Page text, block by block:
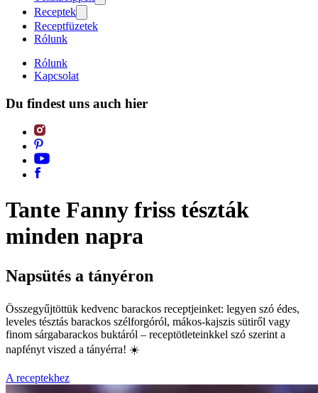
Receptek
Receptfüzetek
Rólunk
Rólunk
Kapcsolat
Du findest uns auch hier
Tante Fanny friss tészták
minden napra
Napsütés a tányéron
Összegyűjtöttük kedvenc barackos receptjeinket: legyen szó édes,
leveles tésztás barackos szélforgóról, mákos-kajszis sütiről vagy
finom sárgabarackos buktáról – receptötleteinkkel szó szerint a
napfényt viszed a tányérra! ☀️
A receptekhez